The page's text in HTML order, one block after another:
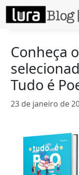
Pular
para
Conheça
Tudo é
23 de janeiro de